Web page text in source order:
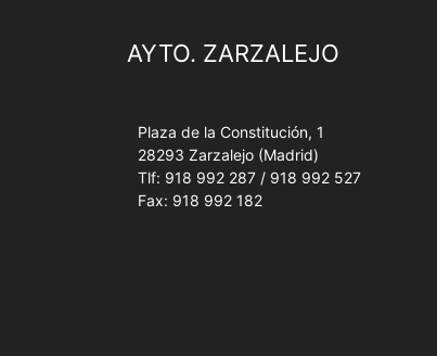
AYTO. ZARZALEJO
Plaza de la Constitución, 1
28293 Zarzalejo (Madrid)
Tlf: 918 992 287 / 918 992 527
Fax: 918 992 182